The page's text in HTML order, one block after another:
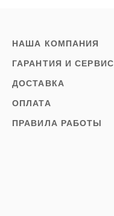
НАША КОМПАНИЯ
ГАРАНТИЯ И СЕРВИС
ДОСТАВКА
ОПЛАТА
ПРАВИЛА РАБОТЫ